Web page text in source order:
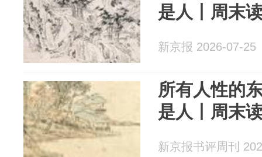
是人丨周末
新京报 2026-07-25
所有人性的
是人丨周末
新京报书评周刊